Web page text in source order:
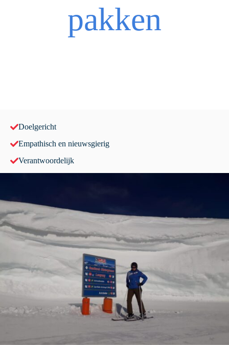
pakken
Doelgericht
Empathisch en nieuwsgierig
Verantwoordelijk